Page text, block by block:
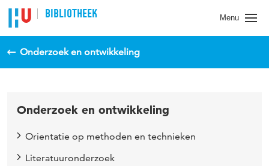
BIBLIOTHEEK Menu
Onderzoek en ontwikkeling
Onderzoek en ontwikkeling
Orientatie op methoden en technieken
Literatuuronderzoek